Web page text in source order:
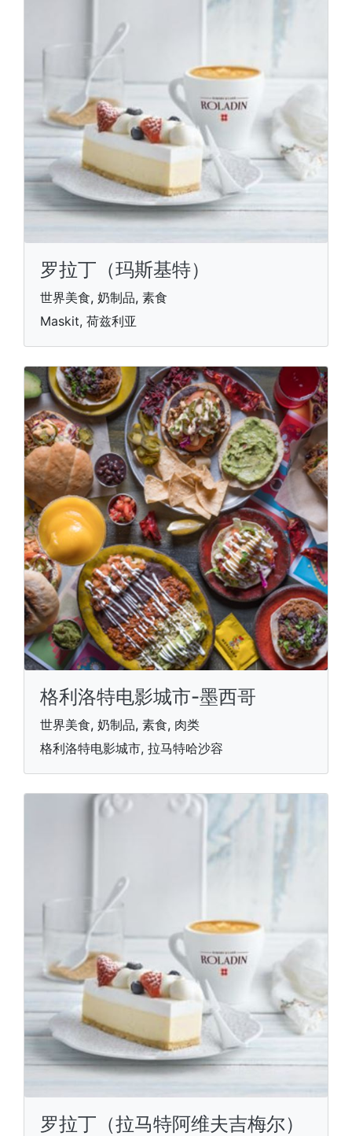
罗拉丁（玛斯基特）
世界美食, 奶制品, 素食
Maskit, 荷兹利亚
格利洛特电影城市-墨西哥
世界美食, 奶制品, 素食, 肉类
格利洛特电影城市, 拉马特哈沙容
罗拉丁（拉马特阿维夫吉梅尔）